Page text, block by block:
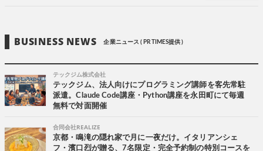
BUSINESS NEWS 企業ニュース ( PR TIMES提供 )
テックジム株式会社
テックジム、法人向けにプログラミング講師を客先常駐
派遣。Claude Code講座・Python講座を永田町にて毎週
無料で対面開催
合同会社REALIZE
京都・鳴滝の隠れ家で月に一夜だけ。イタリアンシェ
フ・濱口烈が贈る、7名限定・完全予約制の特別コースを